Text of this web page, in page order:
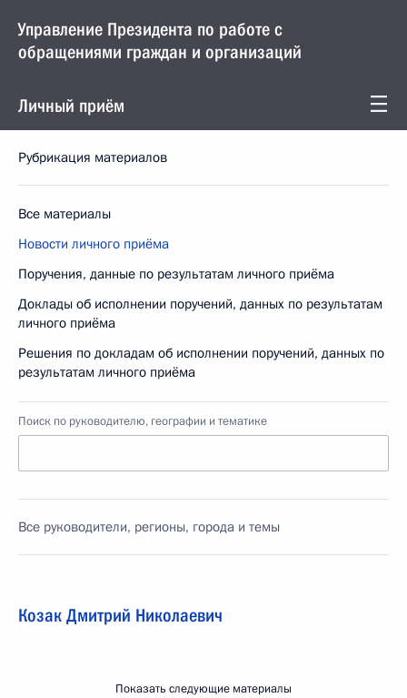
Управление Президента по работе с
обращениями граждан и организаций
Личный приём
Рубрикация материалов
Все материалы
Новости личного приёма
Поручения, данные по результатам личного приёма
Доклады об исполнении поручений, данных по результатам
личного приёма
Решения по докладам об исполнении поручений, данных по
результатам личного приёма
Поиск по руководителю, географии и тематике
Все руководители, регионы, города и темы
Козак Дмитрий Николаевич
Показать следующие материалы